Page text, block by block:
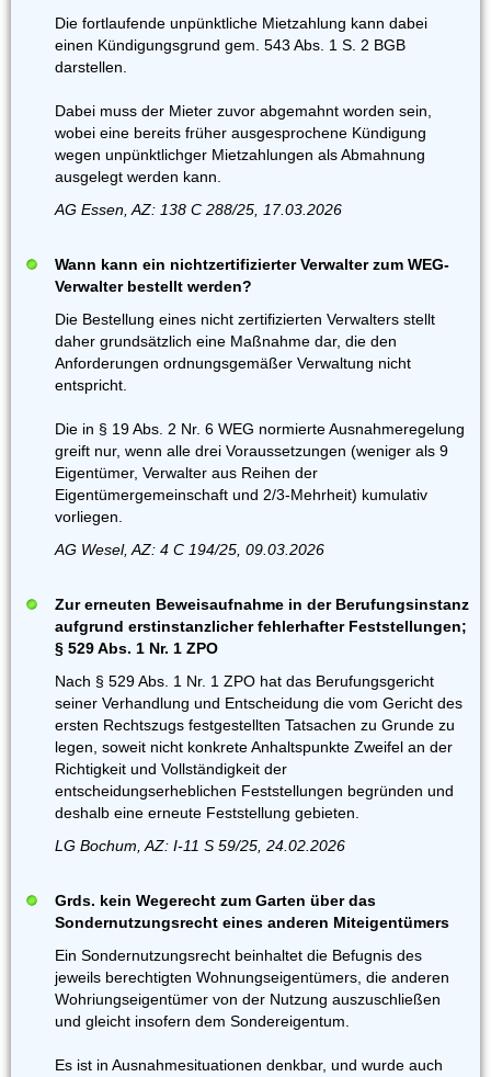
Die fortlaufende unpünktliche Mietzahlung kann dabei
einen Kündigungsgrund gem. 543 Abs. 1 S. 2 BGB
darstellen.
Dabei muss der Mieter zuvor abgemahnt worden sein,
wobei eine bereits früher ausgesprochene Kündigung
wegen unpünktlichger Mietzahlungen als Abmahnung
ausgelegt werden kann.
AG Essen, AZ: 138 C 288/25, 17.03.2026
Wann kann ein nichtzertifizierter Verwalter zum WEG-
Verwalter bestellt werden?
Die Bestellung eines nicht zertifizierten Verwalters stellt
daher grundsätzlich eine Maßnahme dar, die den
Anforderungen ordnungsgemäßer Verwaltung nicht
entspricht.
Die in § 19 Abs. 2 Nr. 6 WEG normierte Ausnahmeregelung
greift nur, wenn alle drei Voraussetzungen (weniger als 9
Eigentümer, Verwalter aus Reihen der
Eigentümergemeinschaft und 2/3-Mehrheit) kumulativ
vorliegen.
AG Wesel, AZ: 4 C 194/25, 09.03.2026
Zur erneuten Beweisaufnahme in der Berufungsinstanz
aufgrund erstinstanzlicher fehlerhafter Feststellungen;
§ 529 Abs. 1 Nr. 1 ZPO
Nach § 529 Abs. 1 Nr. 1 ZPO hat das Berufungsgericht
seiner Verhandlung und Entscheidung die vom Gericht des
ersten Rechtszugs festgestellten Tatsachen zu Grunde zu
legen, soweit nicht konkrete Anhaltspunkte Zweifel an der
Richtigkeit und Vollständigkeit der
entscheidungserheblichen Feststellungen begründen und
deshalb eine erneute Feststellung gebieten.
LG Bochum, AZ: I-11 S 59/25, 24.02.2026
Grds. kein Wegerecht zum Garten über das
Sondernutzungsrecht eines anderen Miteigentümers
Ein Sondernutzungsrecht beinhaltet die Befugnis des
jeweils berechtigten Wohnungseigentümers, die anderen
Wohriungseigentümer von der Nutzung auszuschließen
und gleicht insofern dem Sondereigentum.
Es ist in Ausnahmesituationen denkbar, und wurde auch